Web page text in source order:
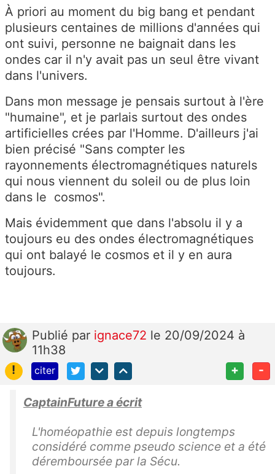
À priori au moment du big bang et pendant
plusieurs centaines de millions d'années qui
ont suivi, personne ne baignait dans les
ondes car il n'y avait pas un seul être vivant
dans l'univers.
Dans mon message je pensais surtout à l'ère
"humaine", et je parlais surtout des ondes
artificielles crées par l'Homme. D'ailleurs j'ai
bien précisé "Sans compter les
rayonnements électromagnétiques naturels
qui nous viennent du soleil ou de plus loin
dans le cosmos".
Mais évidemment que dans l'absolu il y a
toujours eu des ondes électromagnétiques
qui ont balayé le cosmos et il y en aura
toujours.
Publié par ignace72 le 20/09/2024 à
11h38
!
citer + -
CaptainFuture a écrit
L'homéopathie est depuis longtemps
considéré comme pseudo science et a été
déremboursée par la Sécu.